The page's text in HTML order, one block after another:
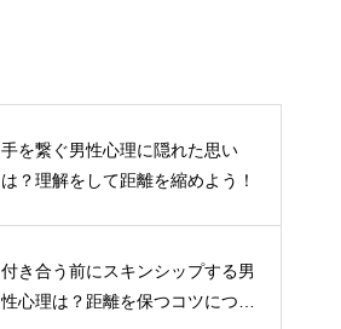
手を繋ぐ男性心理に隠れた思い
は？理解をして距離を縮めよう！
付き合う前にスキンシップする男
性心理は？距離を保つコツについ